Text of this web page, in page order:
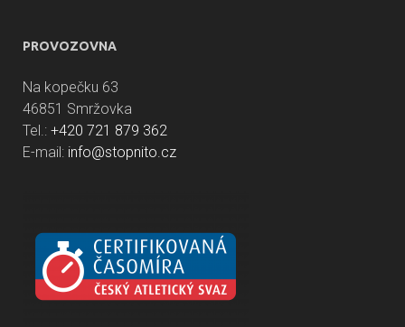
PROVOZOVNA
Na kopečku 63
46851 Smržovka
Tel.: +420 721 879 362
E-mail: info@stopnito.cz